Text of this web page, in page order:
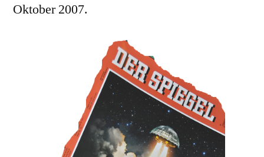
Oktober 2007.